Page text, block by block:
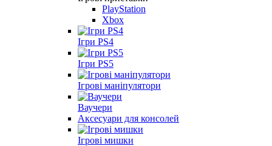
PlayStation
Xbox
Ігри PS4
Ігри PS5
Ігрові маніпулятори
Ваучери
Аксесуари для консолей
Ігрові мишки